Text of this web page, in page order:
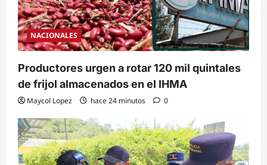
NACIONALES
Productores urgen a rotar 120 mil quintales
de frijol almacenados en el IHMA
Maycol Lopez hace 24 minutos 0